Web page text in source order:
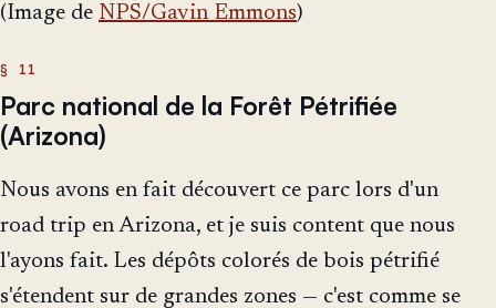
(Image de NPS/Gavin Emmons)
Parc national de la Forêt Pétrifiée
(Arizona)
Nous avons en fait découvert ce parc lors d'un
road trip en Arizona, et je suis content que nous
l'ayons fait. Les dépôts colorés de bois pétrifié
s'étendent sur de grandes zones — c'est comme se